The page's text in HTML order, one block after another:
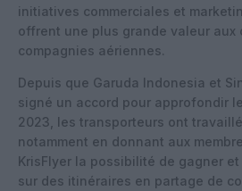
initiatives commerciales et
offrent une plus grande valeur aux
compagnies aériennes.
Depuis que Garuda Indonesia et
signé un accord pour approfondir
2023, les transporteurs ont
notamment en donnant aux
KrisFlyer la possibilité de gagner et
sur des itinéraires en partage de